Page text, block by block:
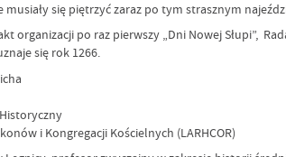
się piętrzyć zaraz po tym strasznym
organizacji po raz pierwszy „Dni Nowej Słupi”,
się rok 1266.
i Kongregacji Kościelnych (LARHCOR)